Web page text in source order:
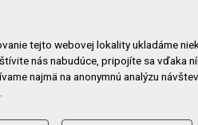
Bazár
Výzvy pre obce a
tejto webovej lokality ukladáme
nás nabudúce, pripojíte sa vďaka
najmä na anonymnú analýzu